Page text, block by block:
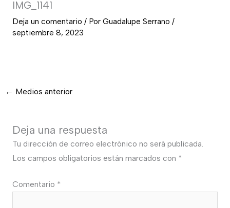
IMG_1141
Deja un comentario / Por Guadalupe Serrano /
septiembre 8, 2023
← Medios anterior
Deja una respuesta
Tu dirección de correo electrónico no será publicada.
Los campos obligatorios están marcados con *
Comentario *